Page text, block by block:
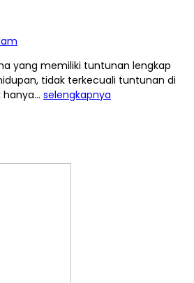
yang memiliki tuntunan lengkap
tidak terkecuali tuntunan di
hanya… selengkapnya